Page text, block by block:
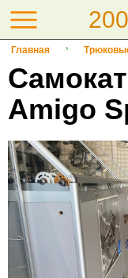
Главная
Amigo